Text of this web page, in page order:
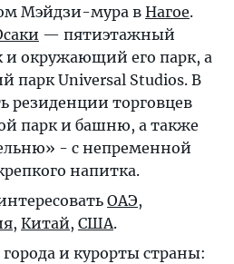
Мэйдзи-мура в Нагое.
— пятиэтажный
и окружающий его парк, а
парк Universal Studios. В
резиденции торговцев
парк и башню, а также
- с непременной
напитка.
ОАЭ,
, Китай, США.
и курорты страны: